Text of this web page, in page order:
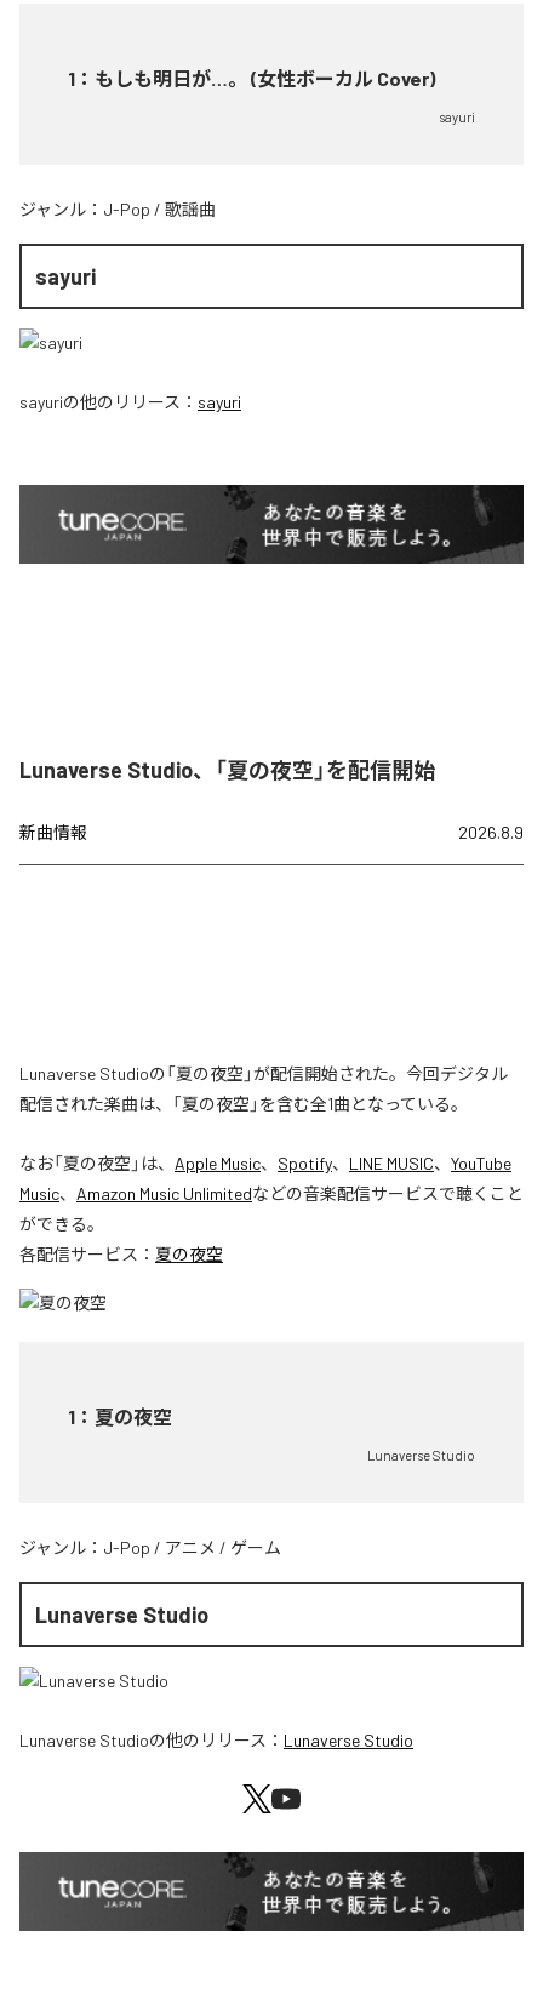
1 ： もしも明日が…。 (女性ボーカル Cover)
sayuri
ジャンル： J-Pop / 歌謡曲
sayuri
sayuriの他のリリース： sayuri
Lunaverse Studio、「夏の夜空」を配信開始
新曲情報 2026.8.9
Lunaverse Studioの「夏の夜空」が配信開始された。今回デジタル
配信された楽曲は、「夏の夜空」を含む全1曲となっている。
なお「夏の夜空 」は、 Apple Music、 Spotify、 LINE MUSIC、 YouTube
Music、 Amazon Music Unlimitedなどの音楽配信サービスで聴くこと
ができる。
各配信サービス： 夏の夜空
1 ： 夏の夜空
Lunaverse Studio
ジャンル： J-Pop / アニメ / ゲーム
Lunaverse Studio
Lunaverse Studioの他のリリース： Lunaverse Studio